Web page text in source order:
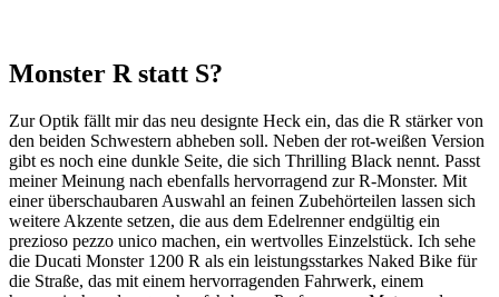
Monster R statt S?
Zur Optik fällt mir das neu designte Heck ein, das die R stärker von
den beiden Schwestern abheben soll. Neben der rot-weißen Version
gibt es noch eine dunkle Seite, die sich Thrilling Black nennt. Passt
meiner Meinung nach ebenfalls hervorragend zur R-Monster. Mit
einer überschaubaren Auswahl an feinen Zubehörteilen lassen sich
weitere Akzente setzen, die aus dem Edelrenner endgültig ein
prezioso pezzo unico machen, ein wertvolles Einzelstück. Ich sehe
die Ducati Monster 1200 R als ein leistungsstarkes Naked Bike für
die Straße, das mit einem hervorragenden Fahrwerk, einem